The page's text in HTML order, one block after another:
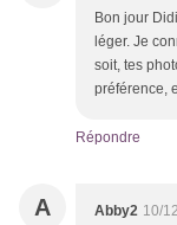
Bon jour
léger. Je
soit, tes
préférence,
Répondre
A Abby2 10/